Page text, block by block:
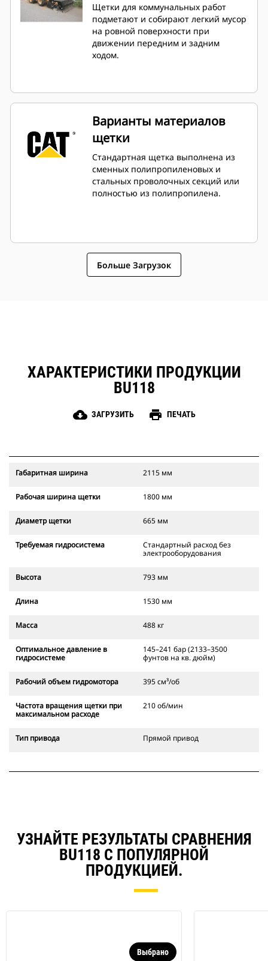
Щетки для коммунальных работ
подметают и собирают легкий мусор
на ровной поверхности при
движении передним и задним
ходом.
Варианты материалов
щетки
Стандартная щетка выполнена из
сменных полипропиленовых и
стальных проволочных секций или
полностью из полипропилена.
Больше Загрузок
ХАРАКТЕРИСТИКИ ПРОДУКЦИИ
BU118
cloud_download ЗАГРУЗИТЬ print ПЕЧАТЬ
Габаритная ширина 2115 мм
Рабочая ширина щетки 1800 мм
Диаметр щетки 665 мм
Требуемая гидросистема
Стандартный расход без
электрооборудования
Высота 793 мм
Длина 1530 мм
Масса 488 кг
Оптимальное давление в
гидросистеме
145–241 бар (2133–3500
фунтов на кв. дюйм)
Рабочий объем гидромотора 395 см³/об
Частота вращения щетки при
максимальном расходе
210 об/мин
Тип привода Прямой привод
УЗНАЙТЕ РЕЗУЛЬТАТЫ СРАВНЕНИЯ
BU118 С ПОПУЛЯРНОЙ
ПРОДУКЦИЕЙ.
Выбрано